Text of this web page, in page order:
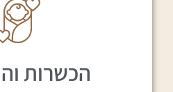
הכשרות